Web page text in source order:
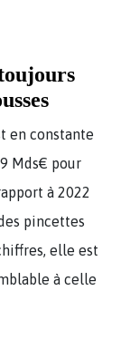
en constante
Mds€ pour
à 2022
pincettes
elle est
à celle